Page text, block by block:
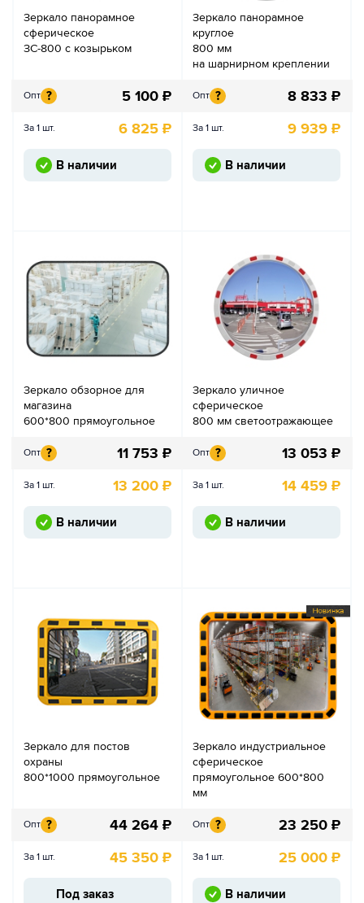
Зеркало панорамное
сферическое
ЗС-800 с козырьком
Опт ? 5 100 ₽
За 1 шт. 6 825 ₽
В наличии
Зеркало панорамное
круглое
800 мм
на шарнирном креплении
Опт ? 8 833 ₽
За 1 шт. 9 939 ₽
В наличии
Зеркало обзорное для
магазина
600*800 прямоугольное
Опт ? 11 753 ₽
За 1 шт. 13 200 ₽
В наличии
Зеркало уличное
сферическое
800 мм светоотражающее
Опт ? 13 053 ₽
За 1 шт. 14 459 ₽
В наличии
Зеркало для постов
охраны
800*1000 прямоугольное
Опт ? 44 264 ₽
За 1 шт. 45 350 ₽
Под заказ
Зеркало индустриальное
сферическое
прямоугольное 600*800
мм
Опт ? 23 250 ₽
За 1 шт. 25 000 ₽
В наличии